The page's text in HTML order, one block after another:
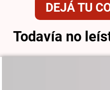
DEJÁ TU
Todavía no